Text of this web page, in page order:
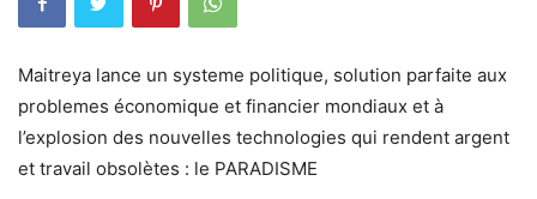
Maitreya lance un systeme politique, solution parfaite aux
problemes économique et financier mondiaux et à
l’explosion des nouvelles technologies qui rendent argent
et travail obsolètes : le PARADISME